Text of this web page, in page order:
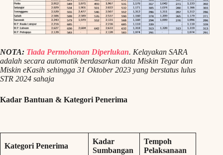
NOTA: Tiada Permohonan Diperlukan. Kelayakan SARA
adalah secara automatik berdasarkan data Miskin Tegar dan
Miskin eKasih sehingga 31 Oktober 2023 yang berstatus lulus
STR 2024 sahaja
Kadar Bantuan & Kategori Penerima
Kategori Penerima
Kadar
Sumbangan
Tempoh
Pelaksanaan